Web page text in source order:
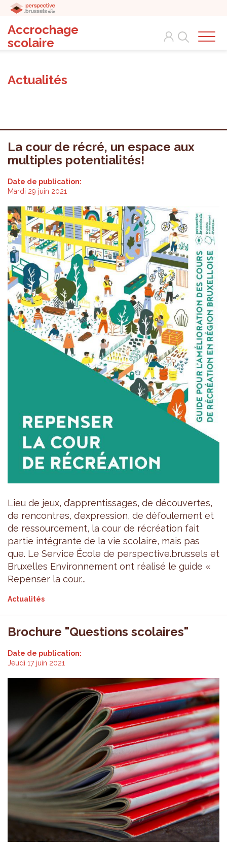
Accrochage
scolaire
Search
Actualités
La cour de récré, un espace aux
multiples potentialités!
Date de publication:
Mardi 29 juin 2021
Lieu de jeux, d’apprentissages, de découvertes,
de rencontres, d’expression, de défoulement et
de ressourcement, la cour de récréation fait
partie intégrante de la vie scolaire, mais pas
que. Le Service École de perspective.brussels et
Bruxelles Environnement ont réalisé le guide «
Repenser la cour...
Actualités
Brochure "Questions scolaires"
Date de publication:
Jeudi 17 juin 2021